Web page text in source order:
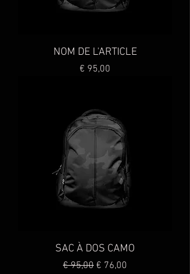
NOM DE L'ARTICLE
Preço
€ 95,00
SAC À DOS CAMO
Preço normal
€ 95,00 Preço promocional
€ 76,00